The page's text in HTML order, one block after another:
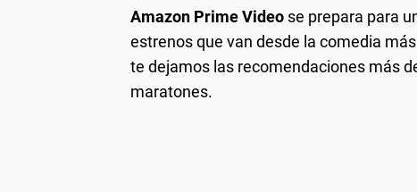
Amazon Prime Video se prepara para
estrenos que van desde la comedia
te dejamos las recomendaciones más
maratones.